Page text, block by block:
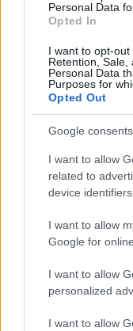
Personal Data
Opted In
I want to opt-out
Retention, Sale,
Personal Data
Purposes for
Opted Out
Google consents
I want to allow
related to
device identifiers
I want to allow
Google for
I want to allow
personalized
I want to allow